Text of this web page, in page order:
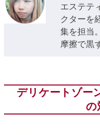
エステテ
クターを
集を担当
摩擦で黒
デリケートゾー
の